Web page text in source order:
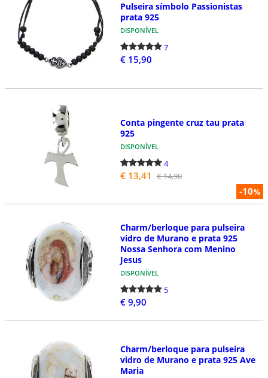
Pulseira símbolo Passionistas
prata 925
DISPONÍVEL
7
€ 15,90
-10%
Conta pingente cruz tau prata
925
DISPONÍVEL
4
€ 13,41 € 14,90
Charm/berloque para pulseira
vidro de Murano e prata 925
Nossa Senhora com Menino
Jesus
DISPONÍVEL
5
€ 9,90
Charm/berloque para pulseira
vidro de Murano e prata 925 Ave
Maria